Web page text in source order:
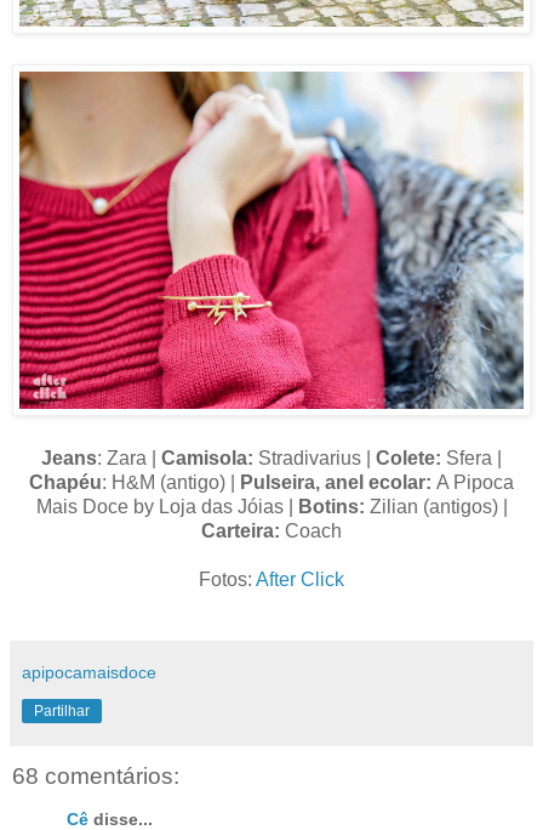
Jeans: Zara | Camisola: Stradivarius | Colete: Sfera |
Chapéu: H&M (antigo) | Pulseira, anel ecolar: A Pipoca
Mais Doce by Loja das Jóias |
Botins: Zilian (antigos) |
Carteira: Coach
Fotos: After Click
apipocamaisdoce
Partilhar
68 comentários:
Cê disse...